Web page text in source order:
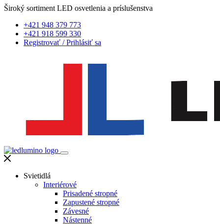
Široký sortiment LED osvetlenia a príslušenstva
+421 948 379 773
+421 918 599 330
Registrovať /Prihlásiť sa
Svietidlá
Interiérové
Prisadené stropné
Zapustené stropné
Závesné
Nástenné